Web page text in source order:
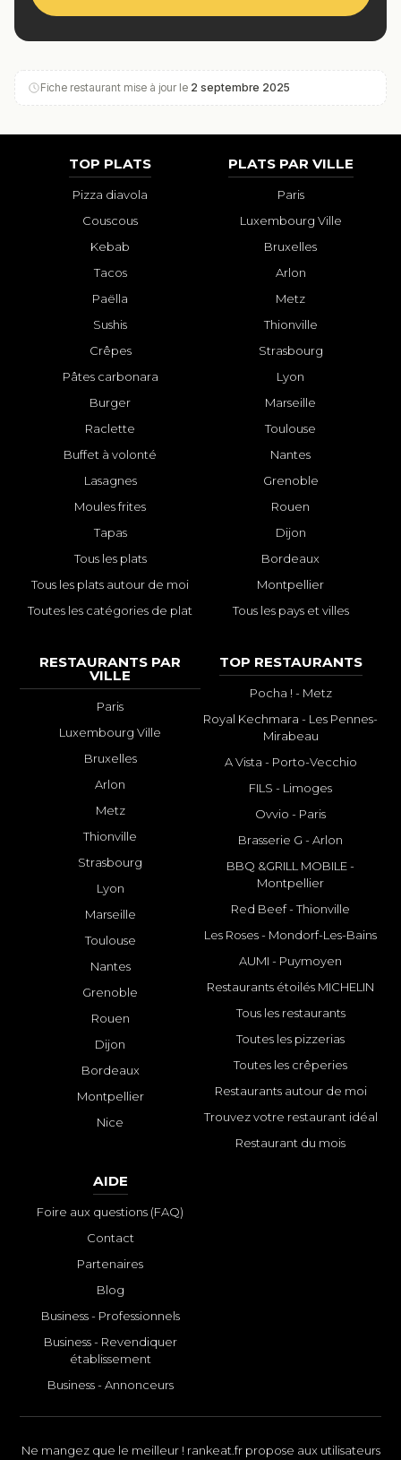
Fiche restaurant mise à jour le 2 septembre 2025
TOP PLATS
Pizza diavola
Couscous
Kebab
Tacos
Paëlla
Sushis
Crêpes
Pâtes carbonara
Burger
Raclette
Buffet à volonté
Lasagnes
Moules frites
Tapas
Tous les plats
Tous les plats autour de moi
Toutes les catégories de plat
PLATS PAR VILLE
Paris
Luxembourg Ville
Bruxelles
Arlon
Metz
Thionville
Strasbourg
Lyon
Marseille
Toulouse
Nantes
Grenoble
Rouen
Dijon
Bordeaux
Montpellier
Tous les pays et villes
RESTAURANTS PAR
VILLE
Paris
Luxembourg Ville
Bruxelles
Arlon
Metz
Thionville
Strasbourg
Lyon
Marseille
Toulouse
Nantes
Grenoble
Rouen
Dijon
Bordeaux
Montpellier
Nice
TOP RESTAURANTS
Pocha ! - Metz
Royal Kechmara - Les Pennes-
Mirabeau
A Vista - Porto-Vecchio
FILS - Limoges
Ovvio - Paris
Brasserie G - Arlon
BBQ &GRILL MOBILE -
Montpellier
Red Beef - Thionville
Les Roses - Mondorf-Les-Bains
AUMI - Puymoyen
Restaurants étoilés MICHELIN
Tous les restaurants
Toutes les pizzerias
Toutes les crêperies
Restaurants autour de moi
Trouvez votre restaurant idéal
Restaurant du mois
AIDE
Foire aux questions (FAQ)
Contact
Partenaires
Blog
Business - Professionnels
Business - Revendiquer
établissement
Business - Annonceurs
Ne mangez que le meilleur ! rankeat.fr propose aux utilisateurs